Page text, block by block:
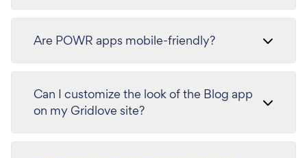
Are POWR apps mobile-friendly?
Can I customize the look of the Blog app
on my Gridlove site?